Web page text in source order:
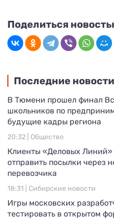
Поделиться
Последние новости
В Тюмени прошел финал
школьников по
будущие кадры региона
20:32 | Общество
Клиенты «Деловых Линий»
отправить посылки через
перевозчика
18:31 | Сибирские новости
Игры московских
тестировать в открытом